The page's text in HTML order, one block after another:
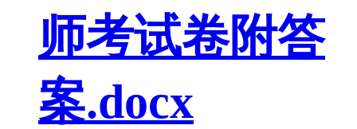
师考试卷附答
案.docx